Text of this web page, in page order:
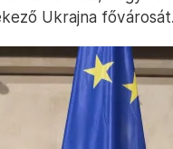
Ukrajna fővárosát.